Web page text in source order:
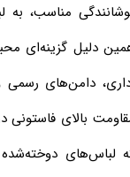
مناسب،
دلیل گزینه‌ای
دامن‌های رسمی
بالای فاستونی
لباس‌های